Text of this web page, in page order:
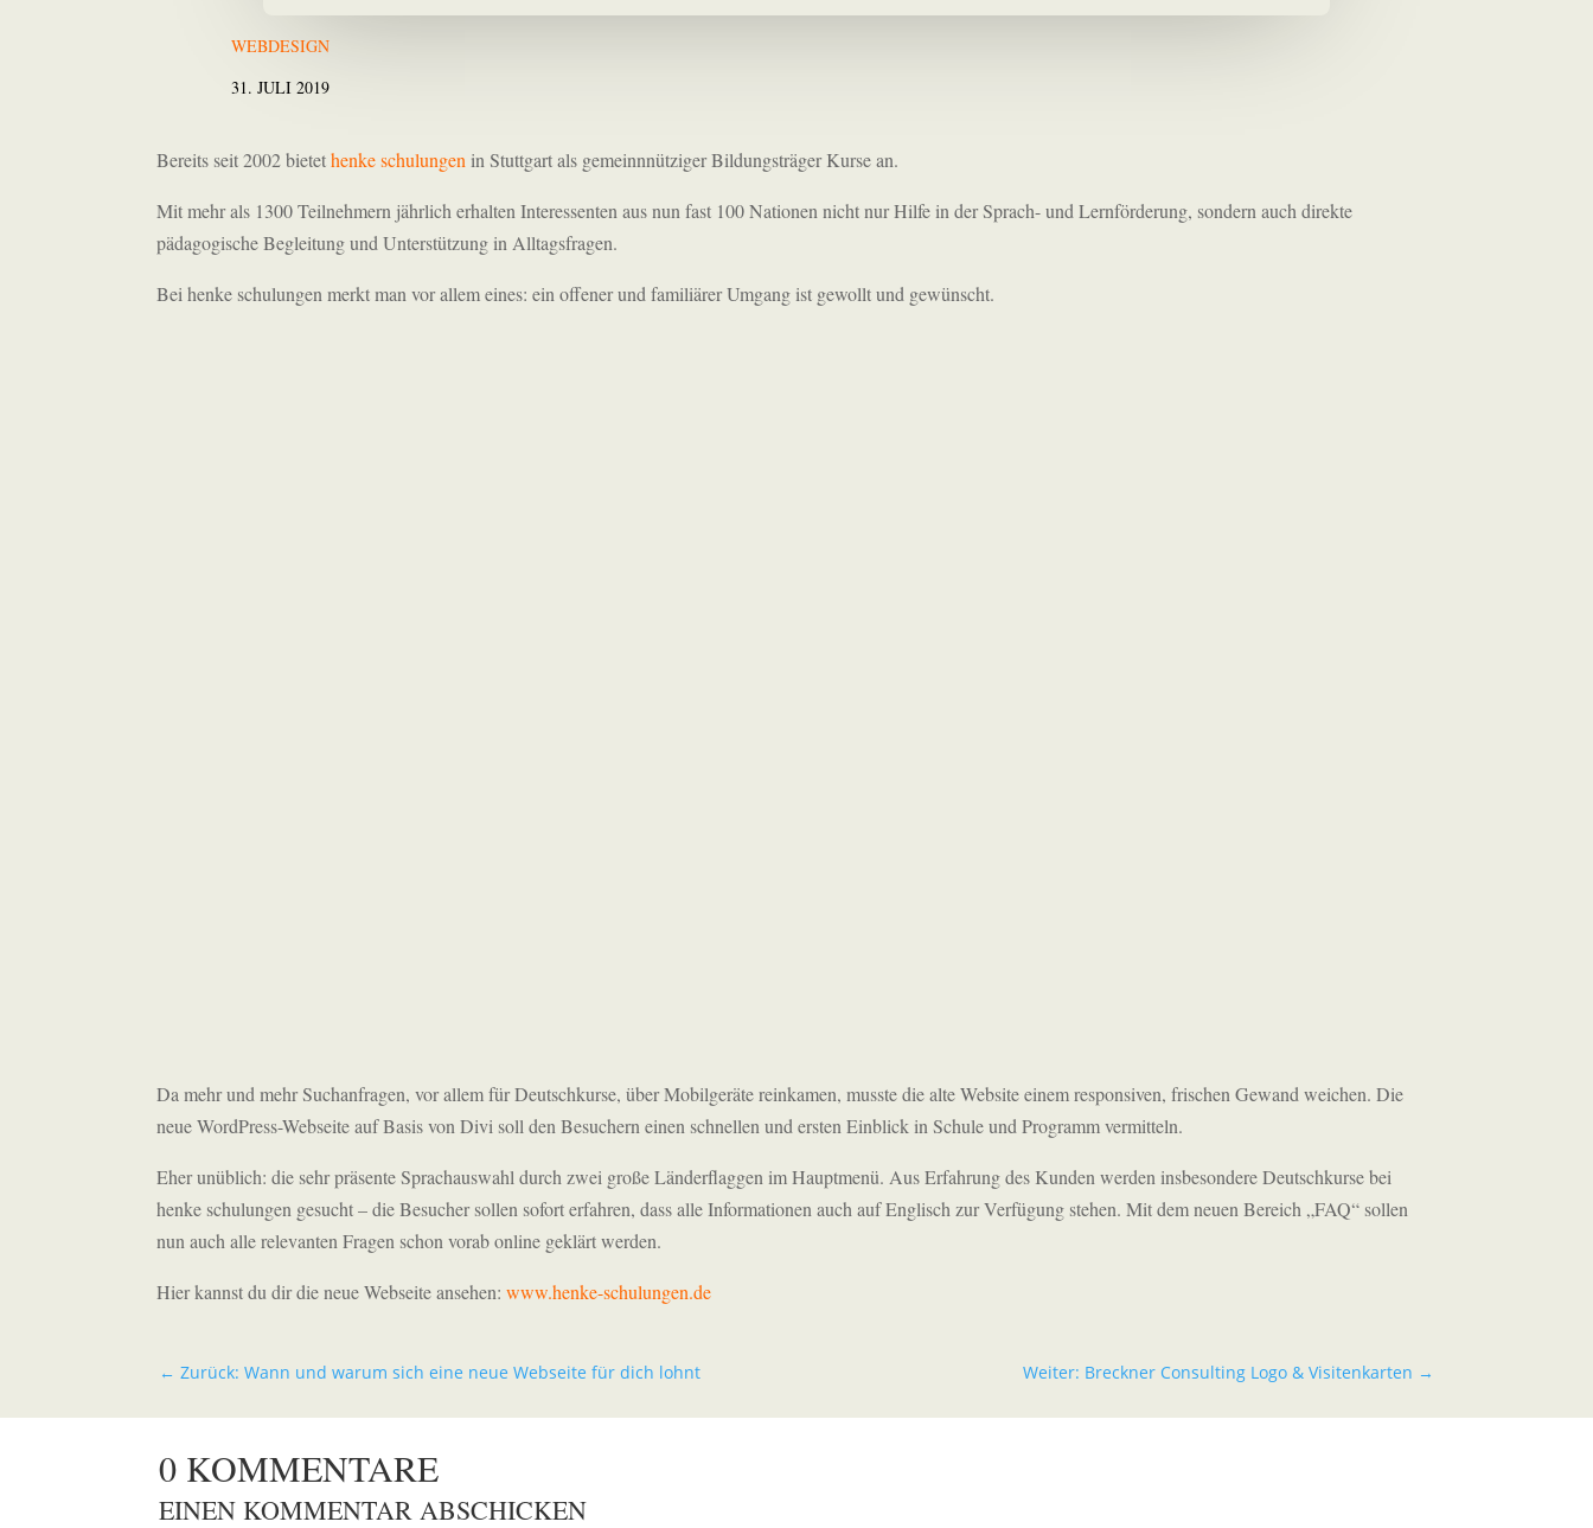
WEBDESIGN
31. JULI 2019
Bereits seit 2002 bietethenke schulungen in Stuttgart als gemeinnnütziger Bildungsträger Kurse an.
Mit mehr als 1300 Teilnehmern jährlich erhalten Interessenten aus nun fast 100 Nationen nicht nur Hilfe in der Sprach- und Lernförderung, sondern auch direkte
pädagogische Begleitung und Unterstützung in Alltagsfragen.
Bei henke schulungen merkt man vor allem eines: ein offener und familiärer Umgang ist gewollt und gewünscht.
Da mehr und mehr Suchanfragen, vor allem für Deutschkurse, über Mobilgeräte reinkamen, musste die alte Website einem responsiven, frischen Gewand weichen. Die
neue WordPress-Webseite auf Basis von Divi soll den Besuchern einen schnellen und ersten Einblick in Schule und Programm vermitteln.
Eher unüblich: die sehr präsente Sprachauswahl durch zwei große Länderflaggen im Hauptmenü. Aus Erfahrung des Kunden werden insbesondere Deutschkurse bei
henke schulungen gesucht – die Besucher sollen sofort erfahren, dass alle Informationen auch auf Englisch zur Verfügung stehen. Mit dem neuen Bereich „FAQ“ sollen
nun auch alle relevanten Fragen schon vorab online geklärt werden.
Hier kannst du dir die neue Webseite ansehen: www.henke-schulungen.de
←Zurück: Wann und warum sich eine neue Webseite für dich lohnt Weiter: Breckner Consulting Logo & Visitenkarten →
0 KOMMENTARE
EINEN KOMMENTAR ABSCHICKEN